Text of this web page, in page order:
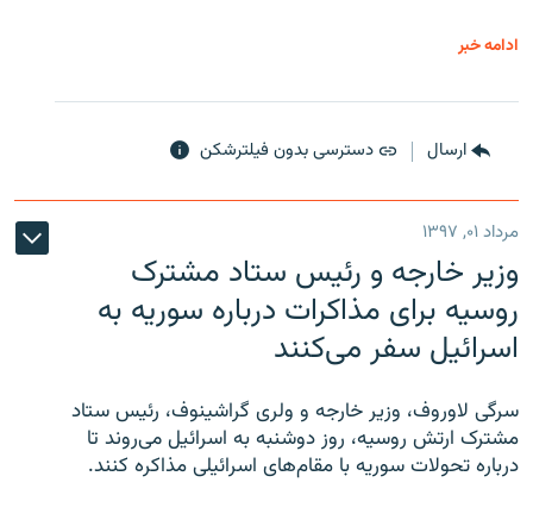
ادامه خبر
ارسال دسترسی بدون فیلترشکن
مرداد ۰۱, ۱۳۹۷
وزیر خارجه و رئیس‌ ستاد مشترک
روسیه برای مذاکرات درباره سوریه به
اسرائیل سفر می‌کنند
سرگی لاوروف، وزیر خارجه و ولری گراشینوف، رئیس ستاد
مشترک ارتش روسیه، روز دوشنبه به اسرائیل می‌روند تا
درباره تحولات سوریه با مقام‌های اسرائیلی مذاکره کنند.